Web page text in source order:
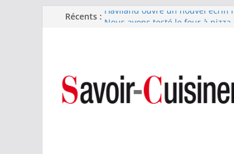
PasserRécents : Haviland ouvre un nouvel écrin
Fête des Pères : le digestif se
et Arnaud Larher
Catawiki met aux enchères un